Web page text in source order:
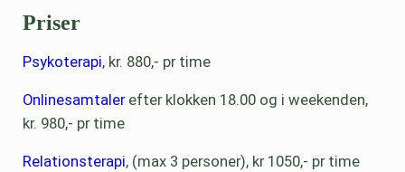
Priser
Psykoterapi, kr. 880,- pr time
Onlinesamtalerefter klokken 18.00 og i weekenden,
kr. 980,- pr time
Relationsterapi, (max 3 personer), kr 1050,- pr time